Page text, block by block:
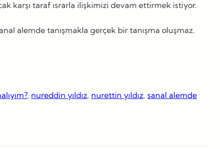
karşı taraf ısrarla ilişkimizi devam ettirmek istiyor.
alemde tanışmakla gerçek bir tanışma oluşmaz.
, nureddin yıldız, nurettin yıldız, sanal alemde